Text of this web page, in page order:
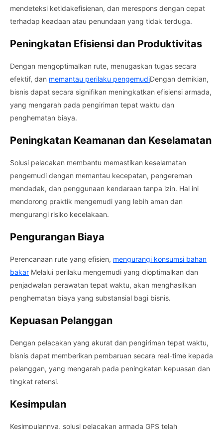
mendeteksi ketidakefisienan, dan merespons dengan cepat
terhadap keadaan atau penundaan yang tidak terduga.
Peningkatan Efisiensi dan Produktivitas
Dengan mengoptimalkan rute, menugaskan tugas secara
efektif, dan memantau perilaku pengemudiDengan demikian,
bisnis dapat secara signifikan meningkatkan efisiensi armada,
yang mengarah pada pengiriman tepat waktu dan
penghematan biaya.
Peningkatan Keamanan dan Keselamatan
Solusi pelacakan membantu memastikan keselamatan
pengemudi dengan memantau kecepatan, pengereman
mendadak, dan penggunaan kendaraan tanpa izin. Hal ini
mendorong praktik mengemudi yang lebih aman dan
mengurangi risiko kecelakaan.
Pengurangan Biaya
Perencanaan rute yang efisien, mengurangi konsumsi bahan
bakar Melalui perilaku mengemudi yang dioptimalkan dan
penjadwalan perawatan tepat waktu, akan menghasilkan
penghematan biaya yang substansial bagi bisnis.
Kepuasan Pelanggan
Dengan pelacakan yang akurat dan pengiriman tepat waktu,
bisnis dapat memberikan pembaruan secara real-time kepada
pelanggan, yang mengarah pada peningkatan kepuasan dan
tingkat retensi.
Kesimpulan
Kesimpulannya, solusi pelacakan armada GPS telah